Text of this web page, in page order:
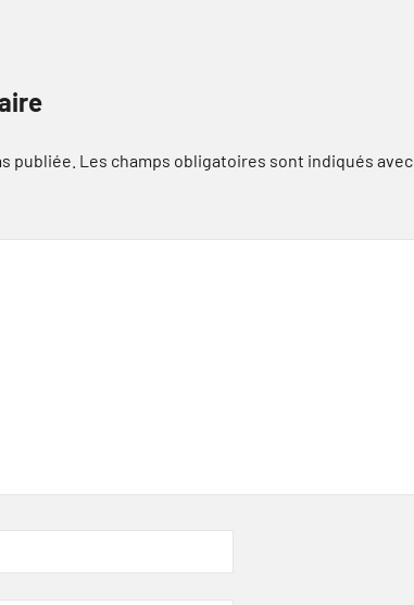
publiée. Les champs obligatoires sont indiqués avec